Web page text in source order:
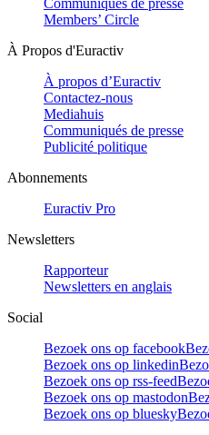
Communiqués de presse
Members’ Circle
À Propos d'Euractiv
À propos d’Euractiv
Contactez-nous
Mediahuis
Communiqués de presse
Publicité politique
Abonnements
Euractiv Pro
Newsletters
Rapporteur
Newsletters en anglais
Social
Bezoek ons op facebook
Bezoek ons op linkedin
Bezoek ons op rss-feed
Bezoek ons op mastodon
Bezoek ons op bluesky